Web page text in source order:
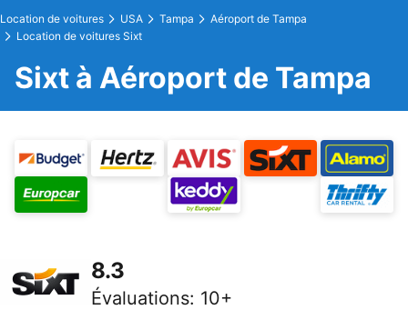
Location de voitures USA Tampa
Aéroport de Tampa
Location de voitures Sixt
Sixt à Aéroport de Tampa
8.3
Évaluations: 10+